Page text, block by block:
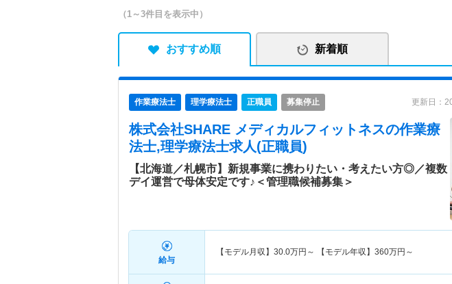
（1～3件目を表示中）
おすすめ順 新着順
作業療法士 理学療法士 正職員 募集停止 更新日：
株式会社SHARE メディカルフィットネスの作業療
法士,理学療法士求人(正職員)
【北海道／札幌市】新規事業に携わりたい・考えたい方◎／複数
デイ運営で母体安定です♪＜管理職候補募集＞
給与
【モデル月収】 30.0万円～ 【モデル年収】 360万円～